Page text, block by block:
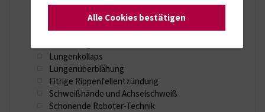
Lungenkrebs
Lungenmetastasen
Lungenrundherde
Lungenkollaps
Lungenüberblähung
Eitrige Rippenfellentzündung
Schweißhände und Achselschweiß
Schonende Roboter-Technik
Alle Cookies bestätigen